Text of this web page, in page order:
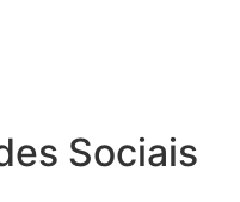
Sociais